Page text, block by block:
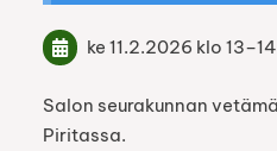
ke 11.2.2026 klo 13–14
Salon seurakunnan
Piritassa.